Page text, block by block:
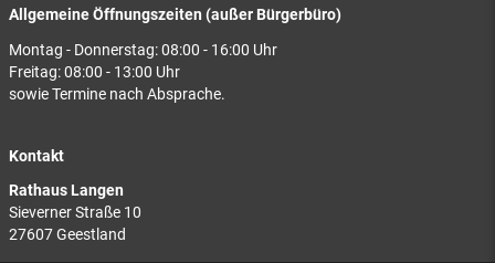
Allgemeine Öffnungszeiten (außer Bürgerbüro)
Montag - Donnerstag: 08:00 - 16:00 Uhr
Freitag: 08:00 - 13:00 Uhr
sowie Termine nach Absprache.
Kontakt
Rathaus Langen
Sieverner Straße 10
27607 Geestland